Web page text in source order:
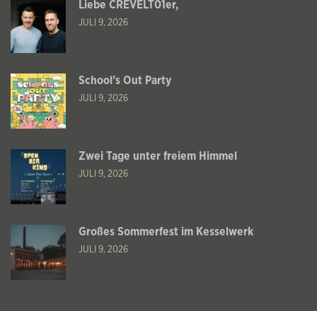
Liebe CREVELT01er,
JULI 9, 2026
School’s Out Party
JULI 9, 2026
Zwei Tage unter freiem Himmel
JULI 9, 2026
Großes Sommerfest im Kesselwerk
JULI 9, 2026